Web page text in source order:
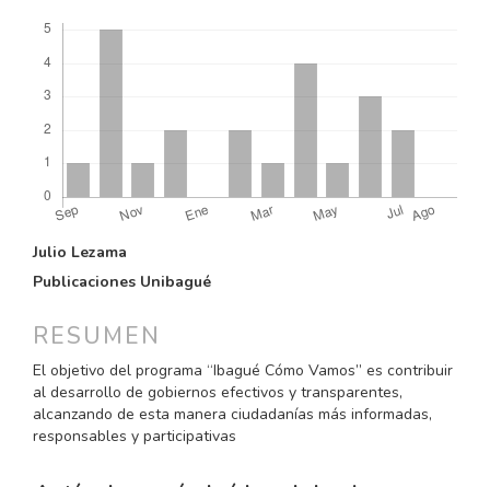
CONTENIDO
PRINCIPAL
ARTÍCULO
Julio Lezama
Publicaciones Unibagué
RESUMEN
El objetivo del programa “Ibagué Cómo Vamos” es contribuir
al desarrollo de gobiernos efectivos y transparentes,
alcanzando de esta manera ciudadanías más informadas,
responsables y participativas